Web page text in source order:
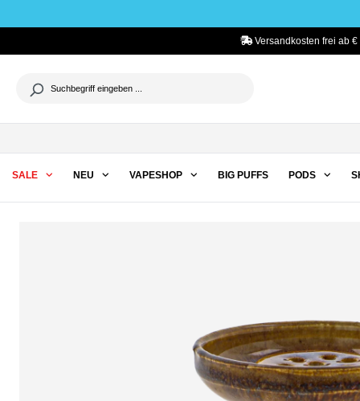
Versandkosten frei ab €
SALE NEU VAPESHOP BIG PUFFS PODS